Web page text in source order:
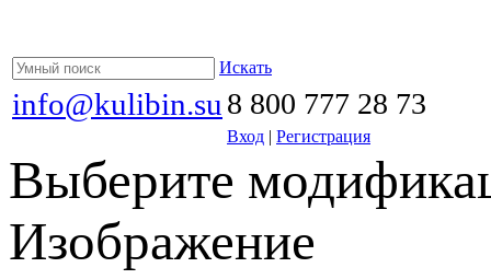
Искать
info@kulibin.su 8 800 777 28 73
Вход | Регистрация
Выберите
Изображение